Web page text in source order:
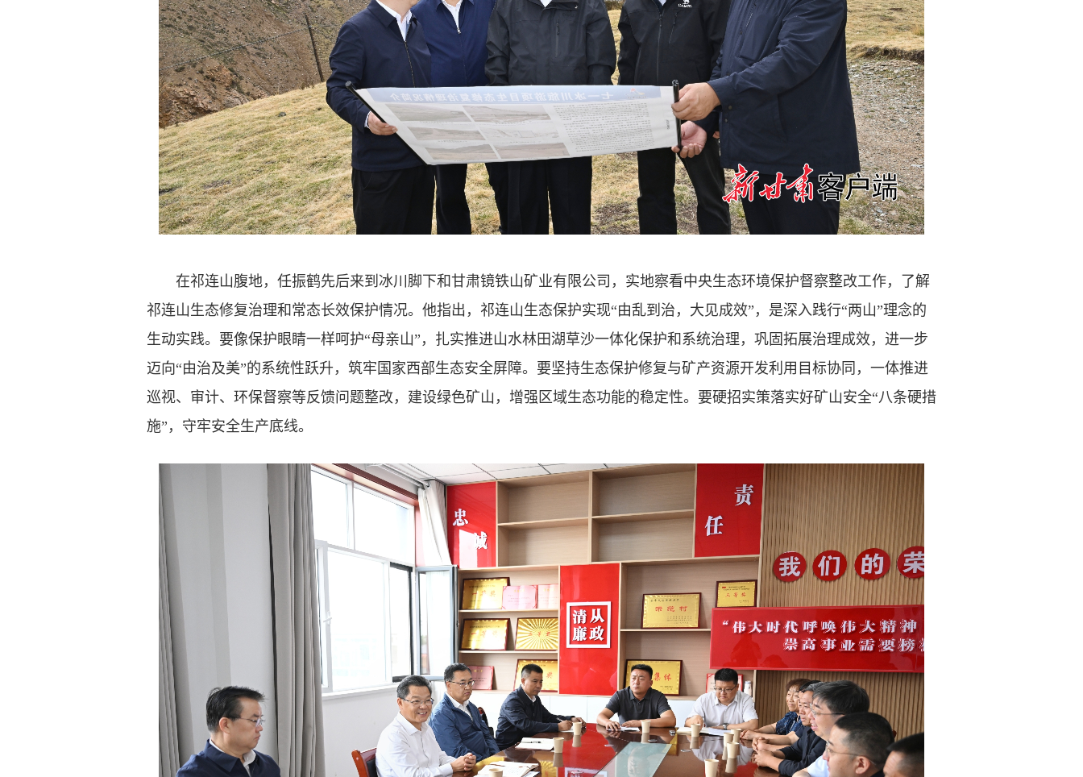
在祁连山腹地，任振鹤先后来到冰川脚下和甘肃镜铁山矿业有限公司，实地察看中央生态环境保护督察整改工作，了解
祁连山生态修复治理和常态长效保护情况。他指出，祁连山生态保护实现“由乱到治，大见成效”，是深入践行“两山”理念的
生动实践。要像保护眼睛一样呵护“母亲山”，扎实推进山水林田湖草沙一体化保护和系统治理，巩固拓展治理成效，进一步
迈向“由治及美”的系统性跃升，筑牢国家西部生态安全屏障。要坚持生态保护修复与矿产资源开发利用目标协同，一体推进
巡视、审计、环保督察等反馈问题整改，建设绿色矿山，增强区域生态功能的稳定性。要硬招实策落实好矿山安全“八条硬措
施”，守牢安全生产底线。